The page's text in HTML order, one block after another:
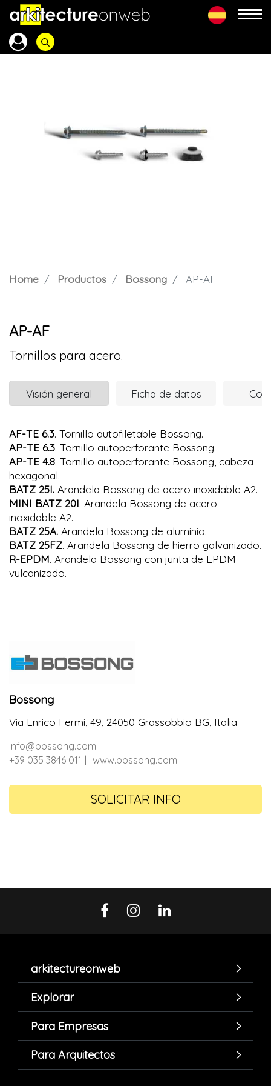
Home Productos Bossong AP-AF
AP-AF
Tornillos para acero.
Visión general Ficha de datos
AF-TE 6.3. Tornillo autofiletable Bossong.
AP-TE 6.3. Tornillo autoperforante Bossong.
AP-TE 4.8. Tornillo autoperforante Bossong, cabeza
hexagonal.
BATZ 25I. Arandela Bossong de acero inoxidable A2.
MINI BATZ 20I. Arandela Bossong de acero
inoxidable A2.
BATZ 25A. Arandela Bossong de aluminio.
BATZ 25FZ. Arandela Bossong de hierro galvanizado.
R-EPDM. Arandela Bossong con junta de EPDM
vulcanizado.
Bossong
Via Enrico Fermi, 49, 24050 Grassobbio BG, Italia
info@bossong.com
+39 035 3846 011
www.bossong.com
SOLICITAR INFO
arkitectureonweb
Explorar
Para Empresas
Para Arquitectos